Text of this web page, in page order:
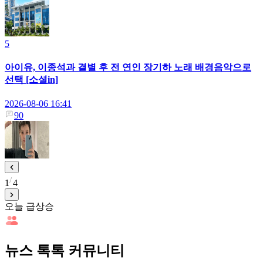
5
아이유, 이종석과 결별 후 전 연인 장기하 노래 배경음악으로
선택 [소셜in]
2026-08-06 16:41
90
1 4
오늘 급상승
뉴스 톡톡 커뮤니티